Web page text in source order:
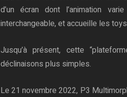
d’un écran dont l’animation
interchangeable, et accueille les
Jusqu’à présent, cette
déclinaisons plus simples.
Le 21 novembre 2022, P3